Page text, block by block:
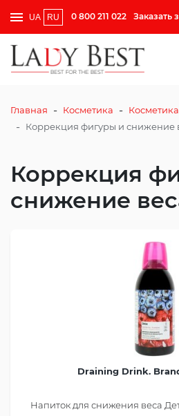
UA RU 0 800 211 022 Заказать
Главная - Косметика -
- Коррекция фигуры и снижение
Коррекция
снижение
Draining Drink.
Напиток для снижения веса